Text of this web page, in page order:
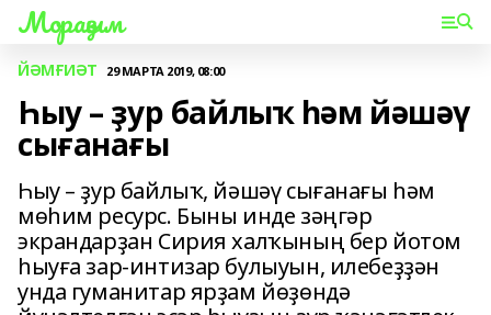
Мораҙым
ЙӘМҒИӘТ 29 МАРТА 2019, 08:00
Һыу – ҙур байлыҡ һәм йәшәү
сығанағы
Һыу – ҙур байлыҡ, йәшәү сығанағы һәм
мөһим ресурс. Быны инде зәңгәр
экрандарҙан Сирия халҡының бер йотом
һыуға зар-интизар булыуын, илебеҙҙән
унда гуманитар ярҙам йөҙөндә